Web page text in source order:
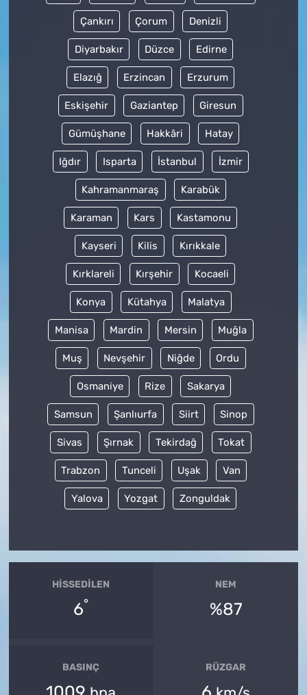
Çankırı Çorum Denizli
Diyarbakır Düzce Edirne
Elazığ Erzincan Erzurum
Eskişehir Gaziantep Giresun
Gümüşhane Hakkâri Hatay
Iğdır Isparta İstanbul İzmir
Kahramanmaraş Karabük
Karaman Kars Kastamonu
Kayseri Kilis Kırıkkale
Kırklareli Kırşehir Kocaeli
Konya Kütahya Malatya
Manisa Mardin Mersin Muğla
Muş Nevşehir Niğde Ordu
Osmaniye Rize Sakarya
Samsun Şanlıurfa Siirt Sinop
Sivas Şırnak Tekirdağ Tokat
Trabzon Tunceli Uşak Van
Yalova Yozgat Zonguldak
HISSEDILEN
6°
NEM
%87
BASINÇ RÜZGAR